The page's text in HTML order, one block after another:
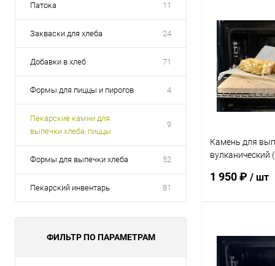
Патока 11
Закваски для хлеба 24
Добавки в хлеб 71
Формы для пиццы и пирогов 4
Пекарские камни для
выпечки хлеба, пиццы
9
Формы для выпечки хлеба 52
Пекарский инвентарь 81
ФИЛЬТР ПО ПАРАМЕТРАМ
Камень для
вулканический
(34х28х2) (есть
1 950 ₽ / шт
Купить в 1